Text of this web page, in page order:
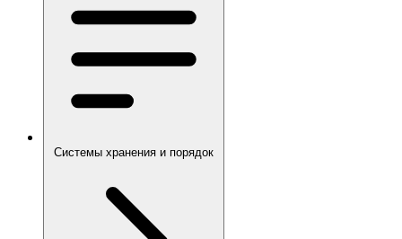
Системы хранения и порядок